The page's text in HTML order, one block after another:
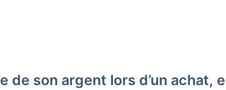
de son argent lors d’un achat,